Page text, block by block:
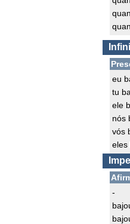
eu
tu
ele
nós
vós
eles
-